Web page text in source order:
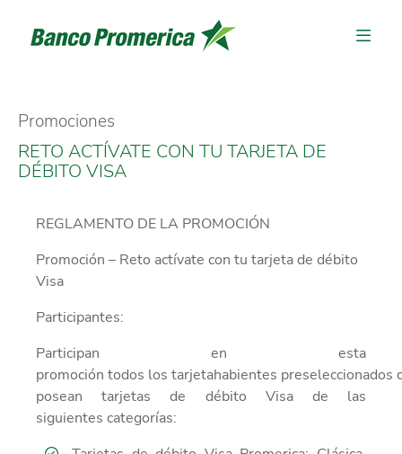
Promociones
RETO ACTÍVATE CON TU TARJETA DE
DÉBITO VISA
REGLAMENTO DE LA PROMOCIÓN
Promoción – Reto actívate con tu tarjeta de débito
Visa
Participantes:
Participan
en esta
promoción todos los tarjetahabientes preseleccionados
posean tarjetas
de débito Visa
de las
siguientes categorías: